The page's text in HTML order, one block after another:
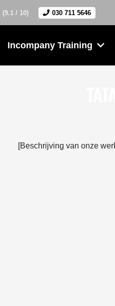
(9.1 / 10) 030 711 5646
Incompany Training
[Beschrijving van onze